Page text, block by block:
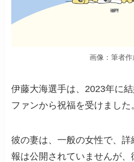
画像：筆者作
伊藤大海選手は、2023年に
ファンから祝福を受けました
彼の妻は、一般の女性で、
報は公開されていませんが